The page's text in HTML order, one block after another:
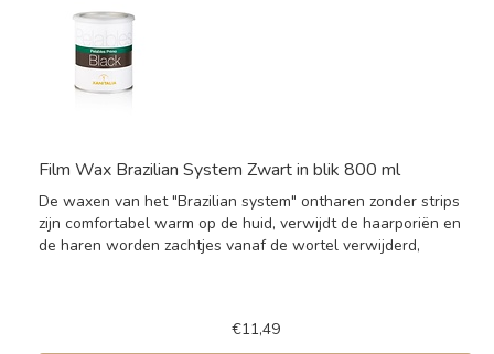
Film Wax Brazilian System Zwart in blik 800 ml
De waxen van het "Brazilian system" ontharen zonder strips
zijn comfortabel warm op de huid, verwijdt de haarporiën en
de haren worden zachtjes vanaf de wortel verwijderd,
€11,49